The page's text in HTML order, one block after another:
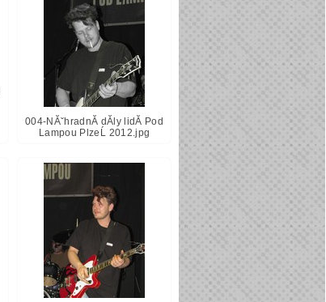
004-NĂˇhradnĂ­ dĂ­ly lidĂ­ Pod
Lampou PlzeĹ 2012.jpg